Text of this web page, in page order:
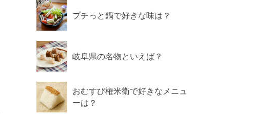
プチっと鍋で好きな味は？
岐阜県の名物といえば？
おむすび権米衛で好きなメニュ
ーは？